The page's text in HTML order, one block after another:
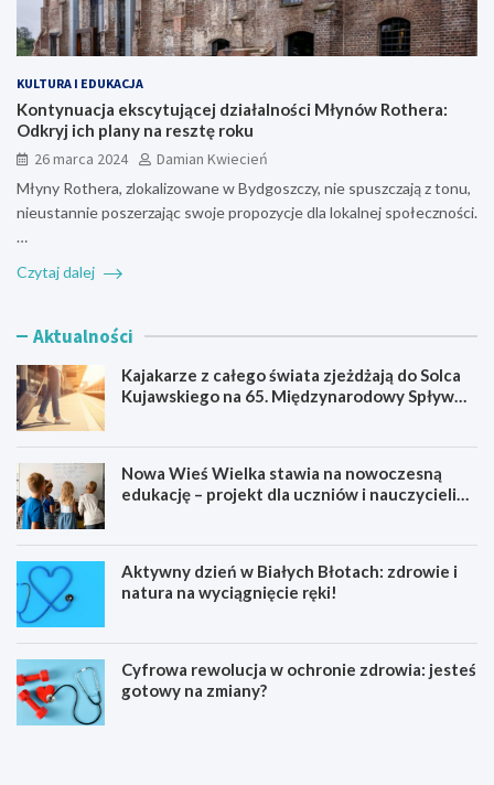
KULTURA I EDUKACJA
Kontynuacja ekscytującej działalności Młynów Rothera:
Odkryj ich plany na resztę roku
26 marca 2024
Damian Kwiecień
Młyny Rothera, zlokalizowane w Bydgoszczy, nie spuszczają z tonu,
nieustannie poszerzając swoje propozycje dla lokalnej społeczności.
…
Czytaj dalej
Aktualności
Kajakarze z całego świata zjeżdżają do Solca
Kujawskiego na 65. Międzynarodowy Spływ
Nowa Wieś Wielka stawia na nowoczesną
edukację – projekt dla uczniów i nauczycieli
Aktywny dzień w Białych Błotach: zdrowie i
natura na wyciągnięcie ręki!
Cyfrowa rewolucja w ochronie zdrowia: jesteś
gotowy na zmiany?
K
N